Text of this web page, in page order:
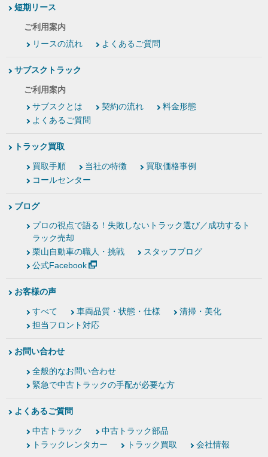
短期リース
ご利用案内
リースの流れ
よくあるご質問
サブスクトラック
ご利用案内
サブスクとは
契約の流れ
料金形態
よくあるご質問
トラック買取
買取手順 当社の特徴
買取価格事例
コールセンター
ブログ
プロの視点で語る！失敗しないトラック選び／成功するト
ラック売却
栗山自動車の職人・挑戦
スタッフブログ
公式Facebook
お客様の声
すべて 車両品質・状態・仕様
清掃・美化
担当フロント対応
お問い合わせ
全般的なお問い合わせ
緊急で中古トラックの手配が必要な方
よくあるご質問
中古トラック
中古トラック部品
トラックレンタカー
トラック買取 会社情報